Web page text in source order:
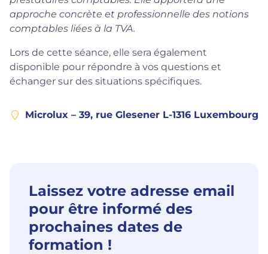
approche concrète et professionnelle des notions
comptables liées à la TVA.
Lors de cette séance, elle sera également
disponible pour répondre à vos questions et
échanger sur des situations spécifiques.
Microlux – 39, rue Glesener L-1316 Luxembourg
Laissez votre adresse email
pour être informé des
prochaines dates de
formation !